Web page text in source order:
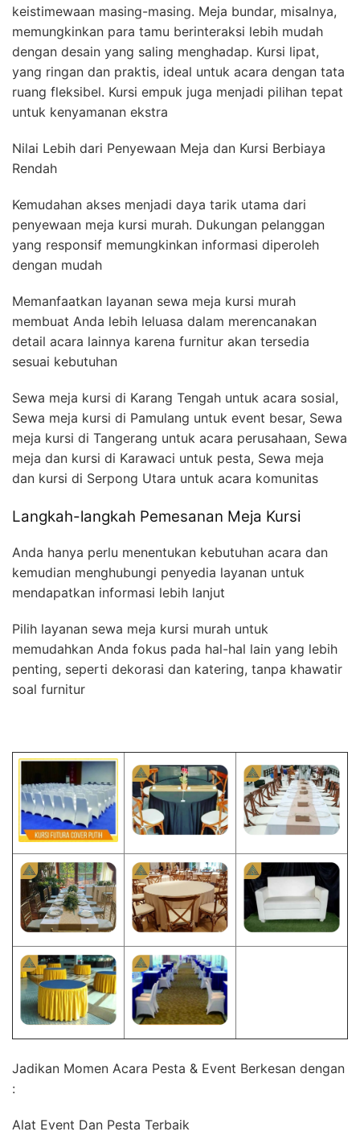
keistimewaan masing-masing. Meja bundar, misalnya,
memungkinkan para tamu berinteraksi lebih mudah
dengan desain yang saling menghadap. Kursi lipat,
yang ringan dan praktis, ideal untuk acara dengan tata
ruang fleksibel. Kursi empuk juga menjadi pilihan tepat
untuk kenyamanan ekstra
Nilai Lebih dari Penyewaan Meja dan Kursi Berbiaya
Rendah
Kemudahan akses menjadi daya tarik utama dari
penyewaan meja kursi murah. Dukungan pelanggan
yang responsif memungkinkan informasi diperoleh
dengan mudah
Memanfaatkan layanan sewa meja kursi murah
membuat Anda lebih leluasa dalam merencanakan
detail acara lainnya karena furnitur akan tersedia
sesuai kebutuhan
Sewa meja kursi di Karang Tengah untuk acara sosial,
Sewa meja kursi di Pamulang untuk event besar, Sewa
meja kursi di Tangerang untuk acara perusahaan, Sewa
meja dan kursi di Karawaci untuk pesta, Sewa meja
dan kursi di Serpong Utara untuk acara komunitas
Langkah-langkah Pemesanan Meja Kursi
Anda hanya perlu menentukan kebutuhan acara dan
kemudian menghubungi penyedia layanan untuk
mendapatkan informasi lebih lanjut
Pilih layanan sewa meja kursi murah untuk
memudahkan Anda fokus pada hal-hal lain yang lebih
penting, seperti dekorasi dan katering, tanpa khawatir
soal furnitur
Jadikan Momen Acara Pesta & Event Berkesan dengan
:
Alat Event Dan Pesta Terbaik